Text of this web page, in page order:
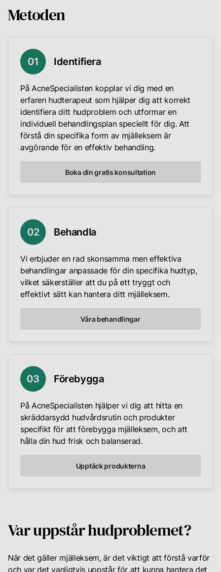
Metoden
01 Identifiera
På AcneSpecialisten kopplar vi dig med en
erfaren hudterapeut som hjälper dig att korrekt
identifiera ditt hudproblem och utformar en
individuell behandlingsplan speciellt för dig. Att
förstå din specifika form av mjälleksem är
avgörande för en effektiv behandling.
Boka din gratis konsultation
02 Behandla
Vi erbjuder en rad skonsamma men effektiva
behandlingar anpassade för din specifika hudtyp,
vilket säkerställer att du på ett tryggt och
effektivt sätt kan hantera ditt mjälleksem.
Våra behandlingar
03 Förebygga
På AcneSpecialisten hjälper vi dig att hitta en
skräddarsydd hudvårdsrutin och produkter
specifikt för att förebygga mjälleksem, och att
hålla din hud frisk och balanserad.
Upptäck produkterna
Var uppstår hudproblemet?
När det gäller mjälleksem, är det viktigt att förstå varför
och var det vanligtvis uppstår för att kunna hantera det